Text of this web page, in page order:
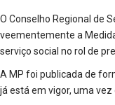
O Conselho Regional de
veementemente a
serviço social no rol de
A MP foi publicada de
já está em vigor, uma